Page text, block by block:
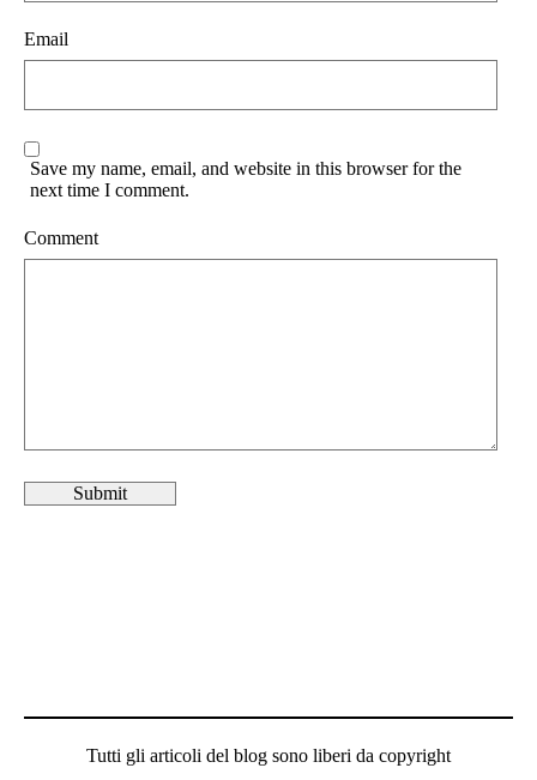
Email
Save my name, email, and website in this browser for the
next time I comment.
Comment
Tutti gli articoli del blog sono liberi da copyright